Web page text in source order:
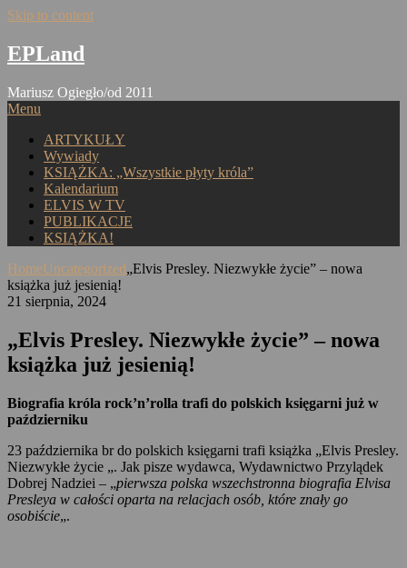
Skip to content
EPLand
Mariusz Ogiegło/od 2011
Menu
ARTYKUŁY
Wywiady
KSIĄŻKA: „Wszystkie płyty króla”
Kalendarium
ELVIS W TV
PUBLIKACJE
KSIĄŻKA!
HomeUncategorized„Elvis Presley. Niezwykłe życie” – nowa
książka już jesienią!
21 sierpnia, 2024
„Elvis Presley. Niezwykłe życie” – nowa
książka już jesienią!
Biografia króla rock’n’rolla trafi do polskich księgarni już w
październiku
23 października br do polskich księgarni trafi książka „Elvis Presley.
Niezwykłe życie „. Jak pisze wydawca, Wydawnictwo Przylądek
Dobrej Nadziei – „pierwsza polska wszechstronna biografia Elvisa
Presleya w całości oparta na relacjach osób, które znały go
osobiście„.